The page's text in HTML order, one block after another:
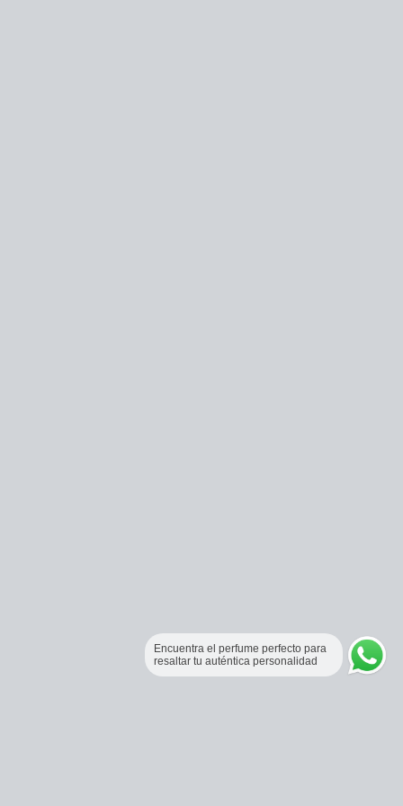
Encuentra el perfume perfecto para
resaltar tu auténtica personalidad